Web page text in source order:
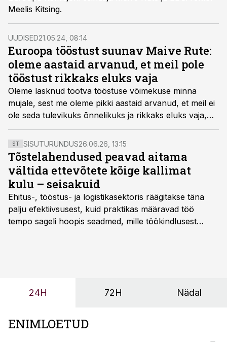
Meelis Kitsing.
UUDISED21.05.24, 08:14
Euroopa tööstust suunav Maive Rute:
oleme aastaid arvanud, et meil pole
tööstust rikkaks eluks vaja
Oleme lasknud tootva tööstuse võimekuse minna
mujale, sest me oleme pikki aastaid arvanud, et meil ei
ole seda tulevikuks õnnelikuks ja rikkaks eluks vaja,
räägib Euroopa Komisjoni tööstuspoliitika asejuht
Maive Rute raadiosaates „Äripäeva arvamusliider“.
ST SISUTURUNDUS26.06.26, 13:15
Tõstelahendused peavad aitama
vältida ettevõtete kõige kallimat
kulu – seisakuid
Ehitus-, tööstus- ja logistikasektoris räägitakse täna
palju efektiivsusest, kuid praktikas määravad töö
tempo sageli hoopis seadmed, mille töökindlusest
24H 72H Nädal
ENIMLOETUD